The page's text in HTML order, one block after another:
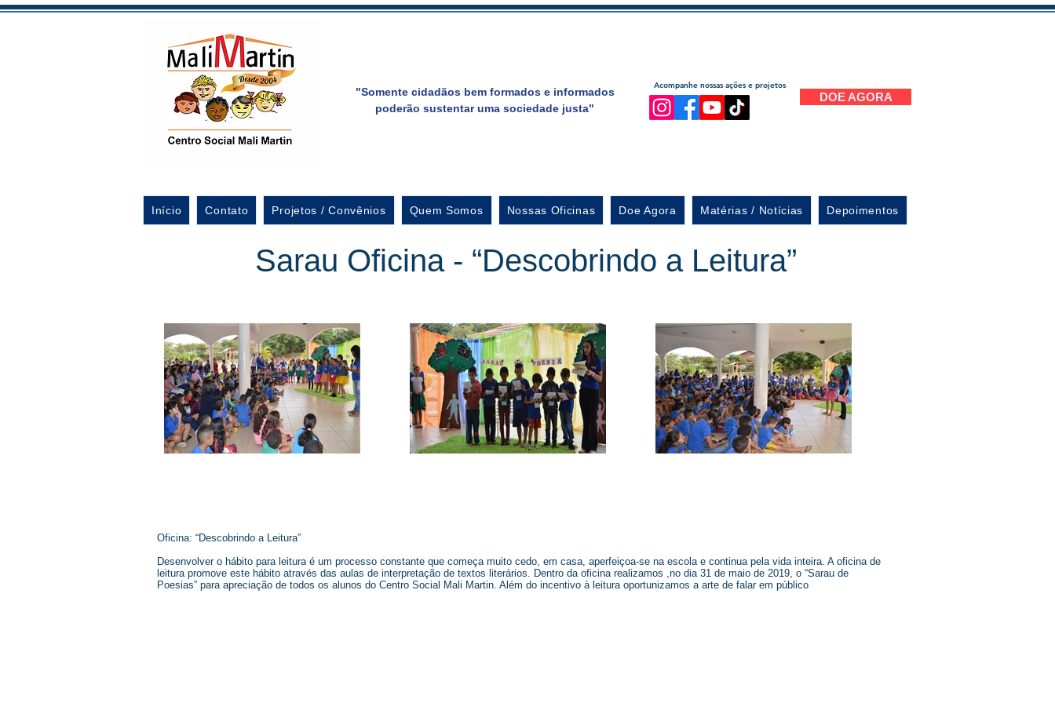
"Somente cidadãos bem formados e informados
poderão sustentar uma sociedade justa"
Acompanhe nossas ações e projetos
DOE AGORA
Início Contato Projetos / Convênios Quem Somos Nossas Oficinas Doe Agora Matérias / Notícias Depoimentos
Sarau Oficina - “Descobrindo a Leitura”
Oficina: “Descobrindo a Leitura”
Desenvolver o hábito para leitura é um processo constante que começa muito cedo, em casa, aperfeiçoa-se na escola e continua pela vida inteira. A oficina de
leitura promove este hábito através das aulas de interpretação de textos literários. Dentro da oficina realizamos ,no dia 31 de maio de 2019, o “Sarau de
Poesias” para apreciação de todos os alunos do Centro Social Mali Martin. Além do incentivo à leitura oportunizamos a arte de falar em público